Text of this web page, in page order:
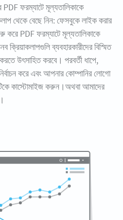
ফরম্যাটে মূল্যতালিকাকে
থেকে বেছে নিন: ফেসবুকে লাইক করার
করে PDF ফরম্যাটে মূল্যতালিকাকে
ব্যবহারকারীদের বিস্মিত
উৎসাহিত করবে। পরবর্তী ধাপে,
করে এবং আপনার কোম্পানির লোগো
কাস্টোমাইজ করুন।অথবা আমাদের